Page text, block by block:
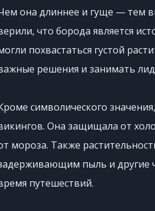
она длиннее и гуще — тем
что борода является
похвастаться густой
решения и занимать
символического
Она защищала от
мороза. Также
пыль и другие
путешествий.